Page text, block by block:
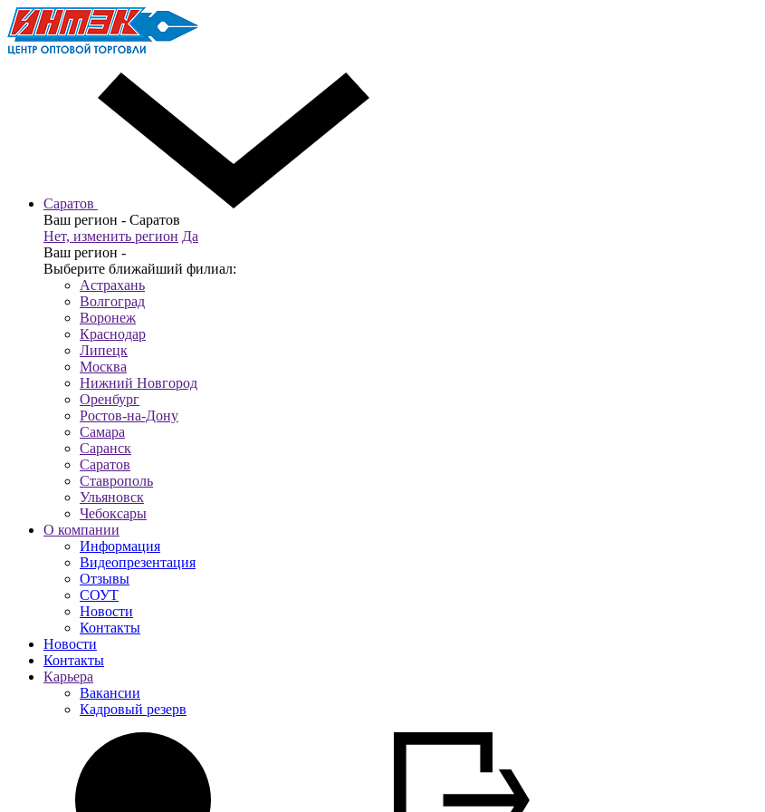
Саратов
Ваш регион - Саратов
Нет, изменить регион Да
Ваш регион -
Выберите ближайший филиал:
Астрахань
Волгоград
Воронеж
Краснодар
Липецк
Москва
Нижний Новгород
Оренбург
Ростов-на-Дону
Самара
Саранск
Саратов
Ставрополь
Ульяновск
Чебоксары
О компании
Информация
Видеопрезентация
Отзывы
СОУТ
Новости
Контакты
Новости
Контакты
Карьера
Вакансии
Кадровый резерв